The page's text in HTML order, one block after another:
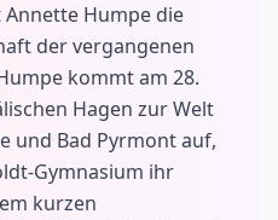
Humpe die
der vergangenen
kommt am 28.
Hagen zur Welt
und Bad Pyrmont auf,
Gymnasium ihr
kurzen